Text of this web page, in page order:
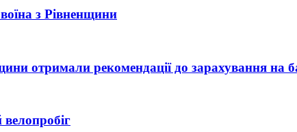
з Рівненщини
отримали рекомендації до зарахування на